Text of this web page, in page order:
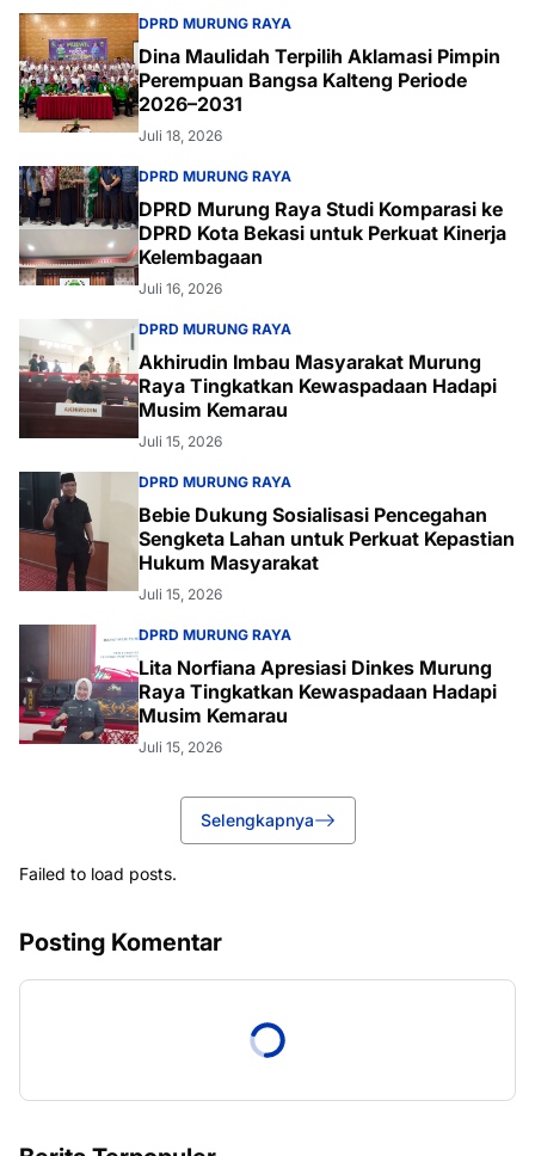
DPRD MURUNG RAYA
Dina Maulidah Terpilih Aklamasi Pimpin
Perempuan Bangsa Kalteng Periode
2026–2031
Juli 18, 2026
DPRD MURUNG RAYA
DPRD Murung Raya Studi Komparasi ke
DPRD Kota Bekasi untuk Perkuat Kinerja
Kelembagaan
Juli 16, 2026
DPRD MURUNG RAYA
Akhirudin Imbau Masyarakat Murung
Raya Tingkatkan Kewaspadaan Hadapi
Musim Kemarau
Juli 15, 2026
DPRD MURUNG RAYA
Bebie Dukung Sosialisasi Pencegahan
Sengketa Lahan untuk Perkuat Kepastian
Hukum Masyarakat
Juli 15, 2026
DPRD MURUNG RAYA
Lita Norfiana Apresiasi Dinkes Murung
Raya Tingkatkan Kewaspadaan Hadapi
Musim Kemarau
Juli 15, 2026
Selengkapnya
Failed to load posts.
Posting Komentar